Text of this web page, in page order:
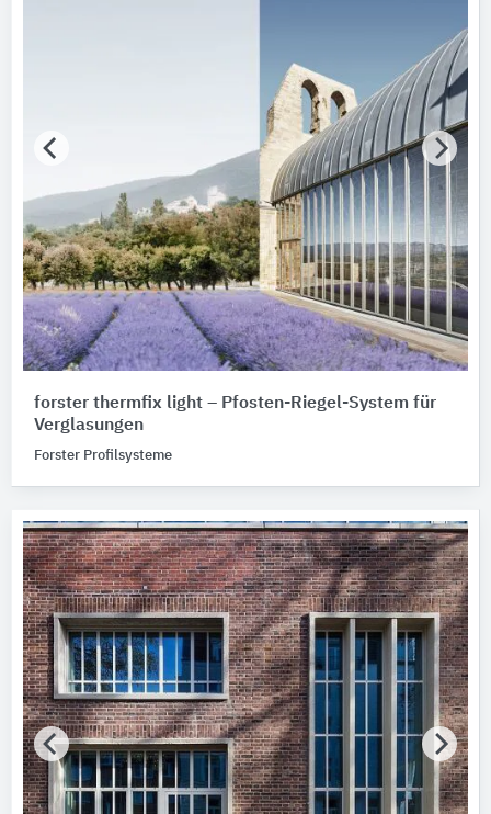
forster thermfix light – Pfosten-Riegel-System für
Verglasungen
Forster Profilsysteme